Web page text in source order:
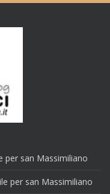
per san Massimiliano
per san Massimiliano